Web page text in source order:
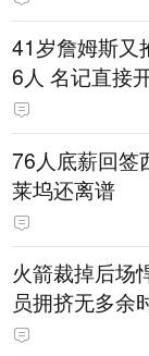
41岁詹姆斯又
6人 名记直接
76人底薪回签
莱坞还离谱
火箭裁掉后场
员拥挤无多余